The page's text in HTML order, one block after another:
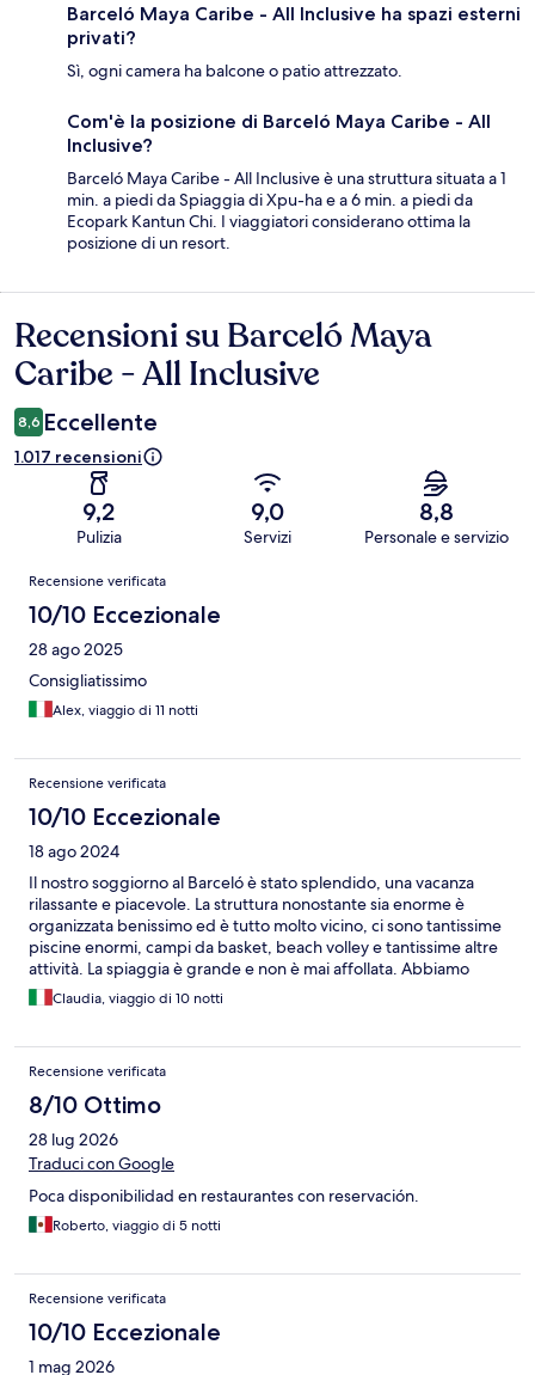
Barceló Maya Caribe - All Inclusive ha spazi esterni
privati?
Sì, ogni camera ha balcone o patio attrezzato.
Com'è la posizione di Barceló Maya Caribe - All
Inclusive?
Barceló Maya Caribe - All Inclusive è una struttura situata a 1
min. a piedi da Spiaggia di Xpu-ha e a 6 min. a piedi da
Ecopark Kantun Chi. I viaggiatori considerano ottima la
posizione di un resort.
Recensioni
Recensioni su Barceló Maya
Caribe - All Inclusive
8,6 Eccellente
1.017 recensioni
9,2
Pulizia
9,0
Servizi
8,8
Personale e servizio
Recensioni
Recensione verificata
10/10 Eccezionale
28 ago 2025
Consigliatissimo
Alex, viaggio di 11 notti
Recensione verificata
10/10 Eccezionale
18 ago 2024
Il nostro soggiorno al Barceló è stato splendido, una vacanza
rilassante e piacevole. La struttura nonostante sia enorme è
organizzata benissimo ed è tutto molto vicino, ci sono tantissime
piscine enormi, campi da basket, beach volley e tantissime altre
attività. La spiaggia è grande e non è mai affollata. Abbiamo
passato 10 giorni bellissimi!
Claudia, viaggio di 10 notti
Recensione verificata
8/10 Ottimo
28 lug 2026
Traduci con Google
Poca disponibilidad en restaurantes con reservación.
Roberto, viaggio di 5 notti
Recensione verificata
10/10 Eccezionale
1 mag 2026